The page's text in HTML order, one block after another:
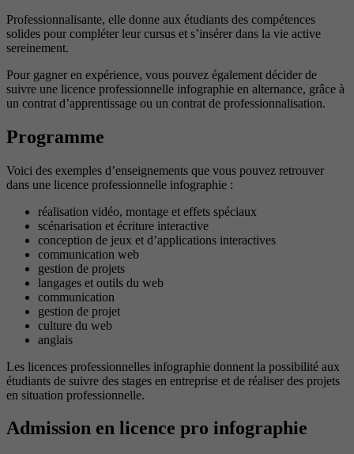
Professionnalisante, elle donne aux étudiants des compétences
solides pour compléter leur cursus et s’insérer dans la vie active
sereinement.
Pour gagner en expérience, vous pouvez également décider de
suivre une licence professionnelle infographie en alternance, grâce à
un contrat d’apprentissage ou un contrat de professionnalisation.
Programme
Voici des exemples d’enseignements que vous pouvez retrouver
dans une licence professionnelle infographie :
réalisation vidéo, montage et effets spéciaux
scénarisation et écriture interactive
conception de jeux et d’applications interactives
communication web
gestion de projets
langages et outils du web
communication
gestion de projet
culture du web
anglais
Les licences professionnelles infographie donnent la possibilité aux
étudiants de suivre des stages en entreprise et de réaliser des projets
en situation professionnelle.
Admission en licence pro infographie